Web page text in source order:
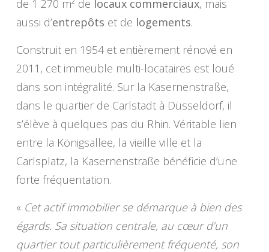
de 1 270 m² de locaux commerciaux, mais
aussi d’entrepôts et de logements.
Construit en 1954 et entièrement rénové en
2011, cet immeuble multi-locataires est loué
dans son intégralité. Sur la Kasernenstraße,
dans le quartier de Carlstadt à Düsseldorf, il
s’élève à quelques pas du Rhin. Véritable lien
entre la Königsallee, la vieille ville et la
Carlsplatz, la Kasernenstraße bénéficie d’une
forte fréquentation.
« Cet actif immobilier se démarque à bien des
égards. Sa situation centrale, au cœur d’un
quartier tout particulièrement fréquenté, son